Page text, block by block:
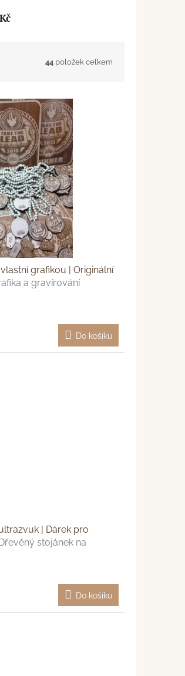
44 položek celkem
grafikou | Originální
a gravírování
Do košíku
| Dárek pro
stojánek na
Do košíku